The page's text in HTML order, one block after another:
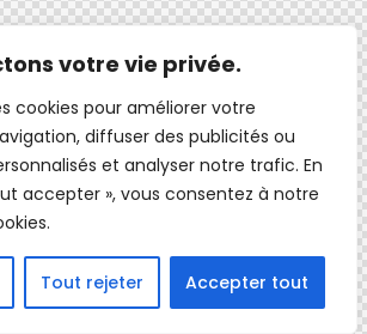
votre vie privée.
cookies pour améliorer votre
diffuser des publicités ou
et analyser notre trafic. En
accepter », vous consentez à notre
Tout rejeter Accepter tout